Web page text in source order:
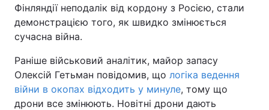
Фінляндії неподалік від кордону з Росією, стали
демонстрацією того, як швидко змінюється
сучасна війна.
Раніше військовий аналітик, майор запасу
Олексій Гетьман повідомив, що логіка ведення
війни в окопах відходить у минуле, тому що
дрони все змінюють. Новітні дрони дають